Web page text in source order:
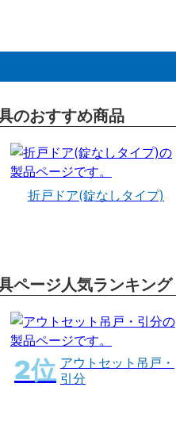
のおすすめ商品
折戸ドア(錠なしタイプ)
ページ人気ランキング
アウトセット吊戸・
引分